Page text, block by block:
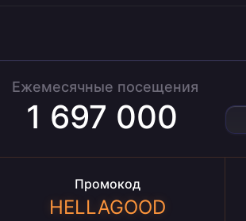
Ежемесячные посещения
1 697 000
Промокод
HELLAGOOD